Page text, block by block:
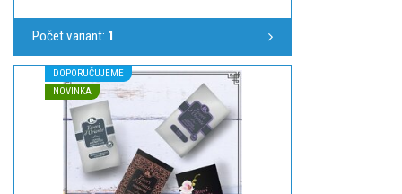
Počet variant: 1
DOPORUČUJEME
NOVINKA